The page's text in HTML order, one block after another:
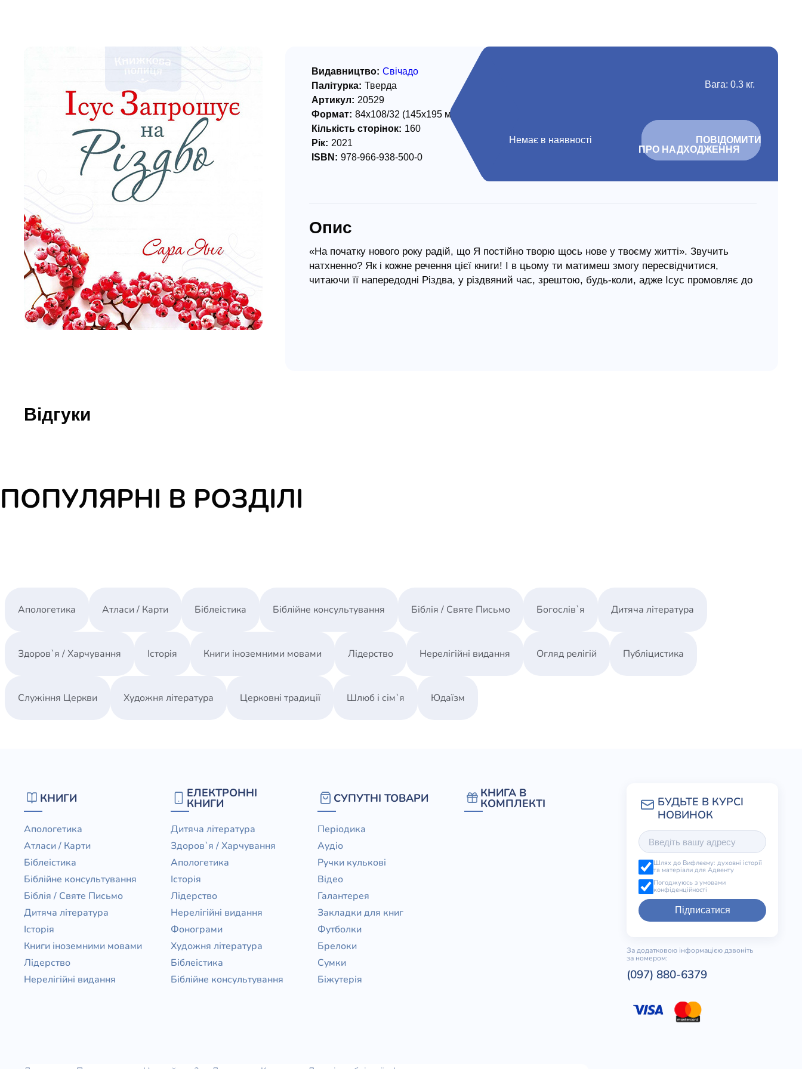
Свіжі надходження, актуальна
література та нові автори на нашій
Книги іноземними мовами
Нерелігійні видання
Здоров`я / Харчування
Огляд релігій
Художня література
Вага: 0.3 кг.
Немає в наявності
ПРО НАДХОДЖЕННЯ
Видавництво: Свічадо
Палітурка: Тверда
Артикул: 20529
Формат: 84х108/32 (145х195 мм)
Кількість сторінок: 160
Рік: 2021
ISBN: 978-966-938-500-0
Опис
«На початку нового року радій, що Я постійно творю щось нове у твоєму житті». Звучить
натхненно? Як і кожне речення цієї книги! І в цьому ти матимеш змогу пересвідчитися,
читаючи її напередодні Різдва, у різдвяний час, зрештою, будь-коли, адже Ісус промовляє до
Відгуки
ПОПУЛЯРНІ В РОЗДІЛІ
Апологетика Атласи / Карти Біблеістика Біблійне консультування Біблія / Святе Письмо Богослів`я Дитяча література
Здоров`я / Харчування Історія Книги іноземними мовами Лідерство Нерелігійні видання Огляд релігій Публіцистика
Служіння Церкви Художня література Церковні традиції Шлюб і сім`я Юдаїзм
КНИГИ
Апологетика
Атласи / Карти
Біблеістика
Біблійне консультування
Біблія / Святе Письмо
Дитяча література
Історія
Книги іноземними мовами
Лідерство
Нерелігійні видання
ЕЛЕКТРОННІ
КНИГИ
Дитяча література
Здоров`я / Харчування
Апологетика
Історія
Лідерство
Нерелігійні видання
Фонограми
Художня література
Біблеістика
Біблійне консультування
СУПУТНІ ТОВАРИ
Періодика
Аудіо
Ручки кулькові
Відео
Галантерея
Закладки для книг
Футболки
Брелоки
Сумки
Біжутерія
КНИГА В
КОМПЛЕКТІ
Шлях до Вифлеєму: духовні історії
та матеріали для Адвенту
Погоджуюсь з умовами
конфіденційності
Підписатися
За додатковою інформацією дзвоніть
за номером:
(097) 880-6379